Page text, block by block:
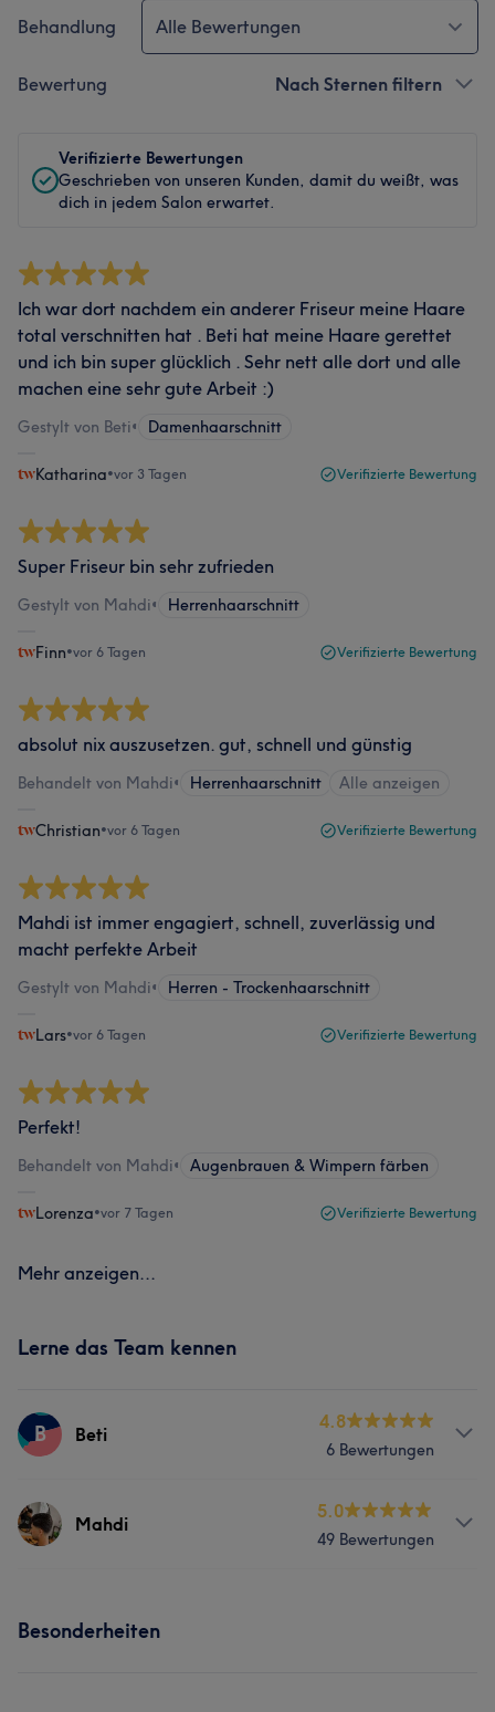
Behandlung Alle Bewertungen
Bewertung Nach Sternen filtern
Verifizierte Bewertungen
Geschrieben von unseren Kunden, damit du weißt, was
dich in jedem Salon erwartet.
Ich war dort nachdem ein anderer Friseur meine Haare
total verschnitten hat . Beti hat meine Haare gerettet
und ich bin super glücklich . Sehr nett alle dort und alle
machen eine sehr gute Arbeit :)
Gestylt von Beti• Damenhaarschnitt
Katharina•vor 3 Tagen Verifizierte Bewertung
Super Friseur bin sehr zufrieden
Gestylt von Mahdi• Herrenhaarschnitt
Finn•vor 6 Tagen Verifizierte Bewertung
absolut nix auszusetzen. gut, schnell und günstig
Behandelt von Mahdi• Herrenhaarschnitt Alle anzeigen
Christian•vor 6 Tagen Verifizierte Bewertung
Mahdi ist immer engagiert, schnell, zuverlässig und
macht perfekte Arbeit
Gestylt von Mahdi• Herren - Trockenhaarschnitt
Lars•vor 6 Tagen Verifizierte Bewertung
Perfekt!
Behandelt von Mahdi• Augenbrauen & Wimpern färben
Lorenza•vor 7 Tagen Verifizierte Bewertung
Mehr anzeigen...
Lerne das Team kennen
B Beti
4.8
6 Bewertungen
Services
Mahdi
5.0
49 Bewertungen
Besonderheiten